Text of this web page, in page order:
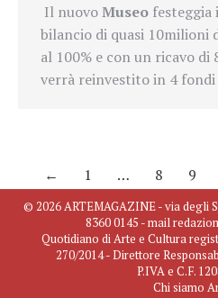
Il nuovoMuseo
bilancio di quasi 10milioni
al 100% e con un ricavo di
verrà reinvestito in 4
← 1 … 8 9
© 2026 ARTEMAGAZINE - via degli
8360 0145 - mail
Quotidiano di Arte e Cultura
270/2014 - Direttore
P.IVA e C.F.
Chi siamo